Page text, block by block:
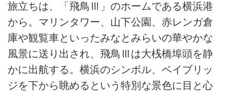
旅立ちは、「飛鳥Ⅲ」のホームである横浜港
から。マリンタワー、山下公園、赤レンガ倉
庫や観覧車といったみなとみらいの華やかな
風景に送り出され、飛鳥Ⅲは大桟橋埠頭を静
かに出航する。横浜のシンボル、ベイブリッ
ジを下から眺めるという特別な景色に目と心